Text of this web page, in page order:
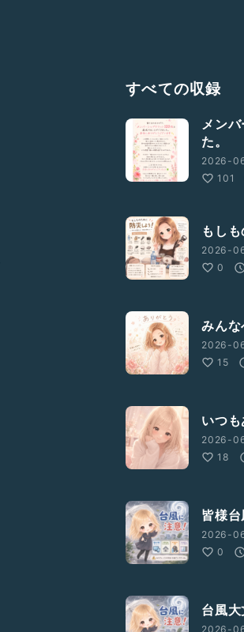
すべての収録
メン
た。
2026-
101
もし
2026-
0
みんな
2026-
15
いつ
2026-
18
皆様
2026-
0
台風大
2026-